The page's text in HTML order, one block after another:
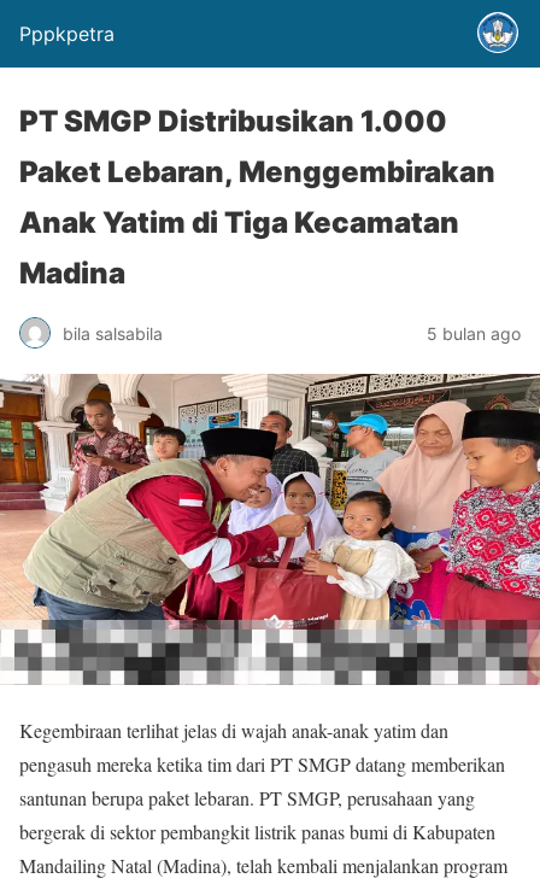
Pppkpetra
PT SMGP Distribusikan 1.000
Paket Lebaran, Menggembirakan
Anak Yatim di Tiga Kecamatan
Madina
bila salsabila 5 bulan ago
Kegembiraan terlihat jelas di wajah anak-anak yatim dan
pengasuh mereka ketika tim dari PT SMGP datang memberikan
santunan berupa paket lebaran. PT SMGP, perusahaan yang
bergerak di sektor pembangkit listrik panas bumi di Kabupaten
Mandailing Natal (Madina), telah kembali menjalankan program